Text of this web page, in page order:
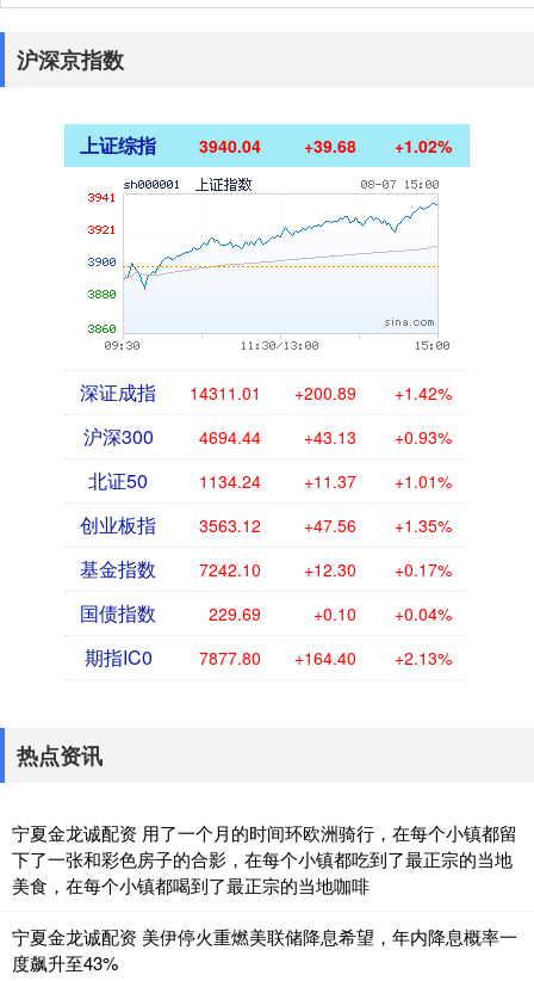
沪深京指数
上证综指 3940.04 +39.68 +1.02%
深证成指 14311.01 +200.89 +1.42%
沪深300 4694.44 +43.13 +0.93%
北证50 1134.24 +11.37 +1.01%
创业板指 3563.12 +47.56 +1.35%
基金指数 7242.10 +12.30 +0.17%
国债指数 229.69 +0.10 +0.04%
期指IC0 7877.80 +164.40 +2.13%
热点资讯
宁夏金龙诚配资 用了一个月的时间环欧洲骑行，在每个小镇都留
下了一张和彩色房子的合影，在每个小镇都吃到了最正宗的当地
美食，在每个小镇都喝到了最正宗的当地咖啡
宁夏金龙诚配资 美伊停火重燃美联储降息希望，年内降息概率一
度飙升至43%